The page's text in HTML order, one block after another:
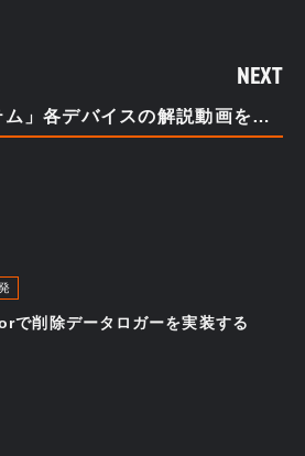
NEXT
」各デバイスの解説動画を公開
削除データロガーを実装する